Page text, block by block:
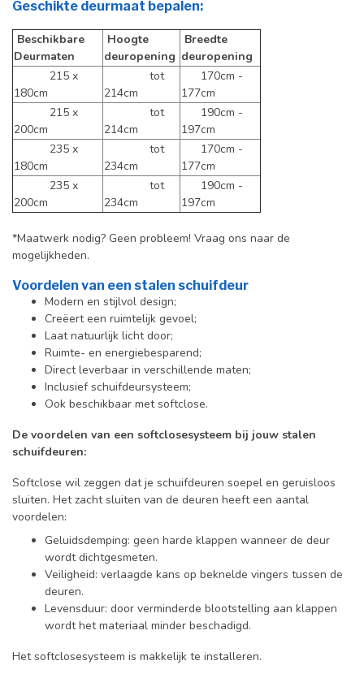
Geschikte deurmaat bepalen:
Beschikbare
Deurmaten
Hoogte
deuropening
Breedte
deuropening
215 x
180cm
tot
214cm
170cm -
177cm
215 x
200cm
tot
214cm
190cm -
197cm
235 x
180cm
tot
234cm
170cm -
177cm
235 x
200cm
tot
234cm
190cm -
197cm
*Maatwerk nodig? Geen probleem! Vraag ons naar de
mogelijkheden.
Voordelen van een stalen schuifdeur
Modern en stijlvol design;
Creëert een ruimtelijk gevoel;
Laat natuurlijk licht door;
Ruimte- en energiebesparend;
Direct leverbaar in verschillende maten;
Inclusief schuifdeursysteem;
Ook beschikbaar met softclose.
De voordelen van een softclosesysteem bij jouw stalen
schuifdeuren:
Softclose wil zeggen dat je schuifdeuren soepel en geruisloos
sluiten. Het zacht sluiten van de deuren heeft een aantal
voordelen:
Geluidsdemping: geen harde klappen wanneer de deur
wordt dichtgesmeten.
Veiligheid: verlaagde kans op beknelde vingers tussen de
deuren.
Levensduur: door verminderde blootstelling aan klappen
wordt het materiaal minder beschadigd.
Het softclosesysteem is makkelijk te installeren.